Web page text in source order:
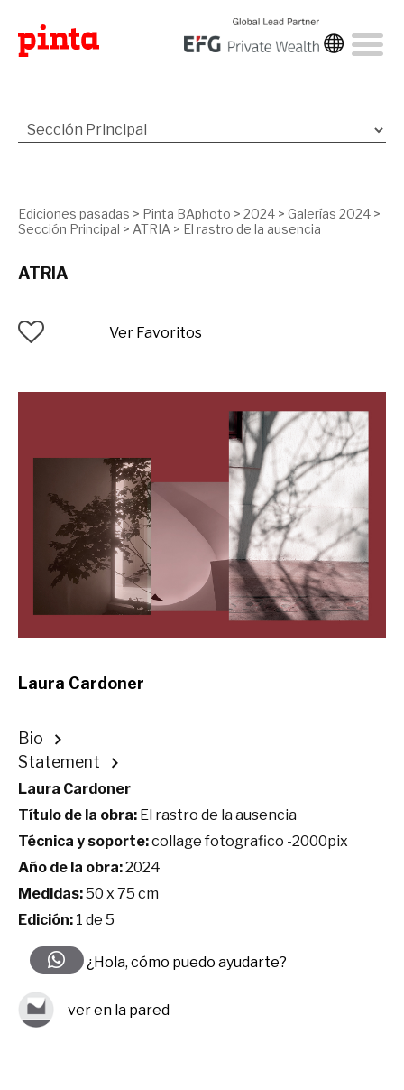
Ediciones pasadas > Pinta BAphoto > 2024 > Galerías 2024 >
Sección Principal > ATRIA > El rastro de la ausencia
ATRIA
Ver Favoritos
Laura Cardoner
Bio
Statement
Laura Cardoner
Título de la obra: El rastro de la ausencia
Técnica y soporte:collage fotografico -2000pix
Año de la obra:2024
Medidas:50 x 75 cm
Edición: 1 de 5
¿Hola, cómo puedo ayudarte?
ver en la pared